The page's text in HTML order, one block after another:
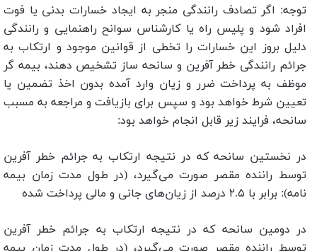
توجه: اگر تصادف رانندگی منجر به ایجاد خسارات بدنی یا فوت
افراد شود و پلیس راه یا کارشناس سوانح راهنمایی و رانندگی
دلیل بروز این خسارات را تخطی از قوانین موجود و ارتکاب به
جرائم رانندگی خطر آفرین و سانحه ساز تشخیص دهند، بیمه گر
موظف به پرداخت ضرر و زیان وارد آمده بدون اخذ تضمین یا
تعیین شرط خواهد بود و سپس برای بازیافت و مراجعه به مسبب
سانحه، فرایند زیر قابل انجام خواهد بود:
در نخستین سانحه که در نتیجه ارتکاب به جرائم خطر آفرین
توسط راننده مقصر صورت می‌گیرد، (در طول مدت زمان بیمه
نامه): برابر با ۲.۵ درصد از زیان‌های جانی و مالی پرداخت شده
در دومین سانحه که در نتیجه ارتکاب به جرائم خطر آفرین